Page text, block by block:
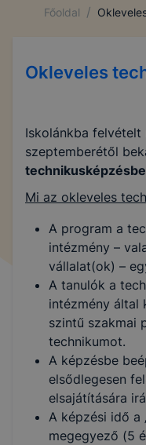
Főoldal /
Okleveles
Iskolánkba
szeptemberétől
Mi az okleveles
A program a
intézmény –
vállalat(ok) –
A tanulók a
intézmény által
szintű szakmai
technikumot.
A képzésbe
elsődlegesen
elsajátítására
A képzési idő a
megegyező (5